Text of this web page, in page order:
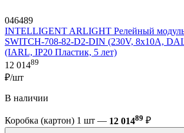
046489
INTELLIGENT ARLIGHT Релейный
SWITCH-708-82-D2-DIN (230V, 8x10A,
(IARL, IP20 Пластик, 5 лет)
12 01489
₽/шт
В наличии
Коробка (картон) 1 шт — 12 01489 ₽